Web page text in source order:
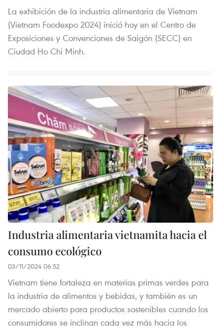
La exhibición de la industria alimentaria de Vietnam
(Vietnam Foodexpo 2024) inició hoy en el Centro de
Exposiciones y Convenciones de Saigón (SECC) en
Ciudad Ho Chi Minh.
Industria alimentaria vietnamita hacia el
consumo ecológico
03/11/2024 06:52
Vietnam tiene fortaleza en materias primas verdes para
la industria de alimentos y bebidas, y también es un
mercado abierto para productos sostenibles cuando los
consumidores se inclinan cada vez más hacia los